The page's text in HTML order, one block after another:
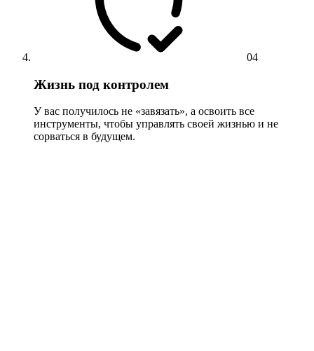
04
Жизнь под контролем
У вас получилось не «завязать», а освоить все
инструменты, чтобы управлять своей жизнью и не
сорваться в будущем.